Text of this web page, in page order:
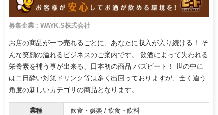
募集企業：WAYK.S株式会社
お店の商品が一つ売れるごとに、あなたに収入が入り続ける！ そ
んな笑顔の溢れるビジネスのご案内です。 飲酒によって失われる
栄養素を補う事が出来る、日本初の商品 バズビート！ 世の中に
は二日酔い対策ドリンク等は多く出回っておりますが、全く違う
角度の新しいカテゴリの商品となります。
業種 飲食・娯楽 / 飲食・飲料